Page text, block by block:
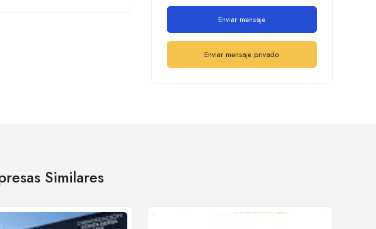
Enviar mensaje
Enviar mensaje privado
Similares